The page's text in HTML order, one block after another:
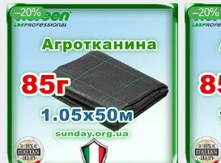
–20% –20%